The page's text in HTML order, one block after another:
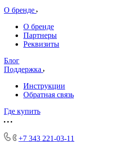
О бренде
О бренде
Партнеры
Реквизиты
Блог
Поддержка
Инструкции
Обратная связь
Где купить
+7 343 221-03-11